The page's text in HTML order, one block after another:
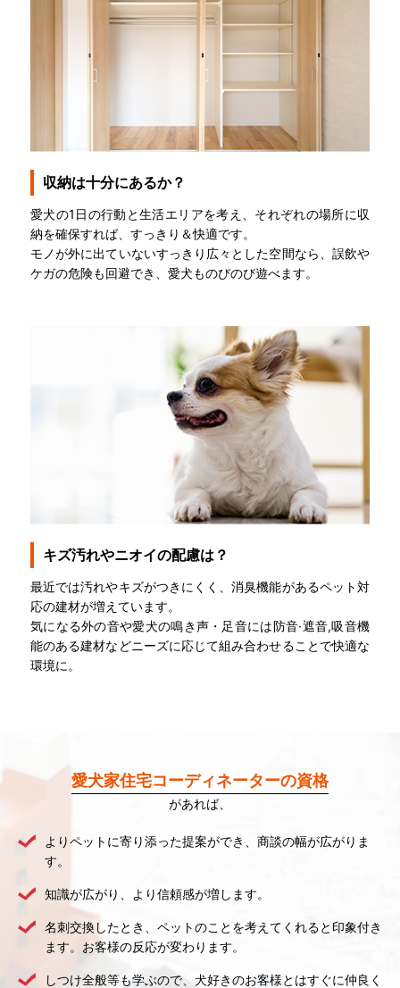
収納は十分にあるか？
愛犬の1日の行動と生活エリアを考え、それぞれの場所に収
納を確保すれば、すっきり＆快適です。
モノが外に出ていないすっきり広々とした空間なら、誤飲や
ケガの危険も回避でき、愛犬ものびのび遊べます。
キズ汚れやニオイの配慮は？
最近では汚れやキズがつきにくく、消臭機能があるペット対
応の建材が増えています。
気になる外の音や愛犬の鳴き声・足音には防音·遮音,吸音機
能のある建材などニーズに応じて組み合わせることで快適な
環境に。
愛犬家住宅コーディネーターの資格
があれば、
よりペットに寄り添った提案ができ、商談の幅が広がりま
す。
知識が広がり、より信頼感が増します。
名刺交換したとき、ペットのことを考えてくれると印象付き
ます。お客様の反応が変わります。
しつけ全般等も学ぶので、犬好きのお客様とはすぐに仲良く